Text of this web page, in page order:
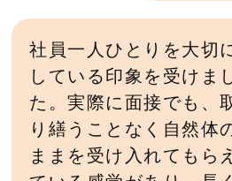
社員一人ひとりを大切
している印象を受けま
た。実際に面接でも、
り繕うことなく自然体
ままを受け入れてもらえ